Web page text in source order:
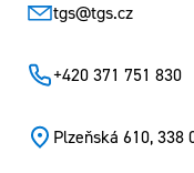
tgs@tgs.cz
+420 371 751 830
Plzeňská 610, 338